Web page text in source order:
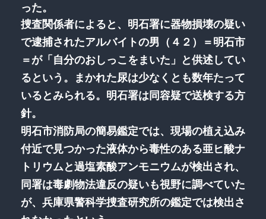
った。
捜査関係者によると、明石署に器物損壊の疑い
で逮捕されたアルバイトの男（４２）＝明石市
＝が「自分のおしっこをまいた」と供述してい
るという。まかれた尿は少なくとも数年たって
いるとみられる。明石署は同容疑で送検する方
針。
明石市消防局の簡易鑑定では、現場の植え込み
付近で見つかった液体から毒性のある亜ヒ酸ナ
トリウムと過塩素酸アンモニウムが検出され、
同署は毒劇物法違反の疑いも視野に調べていた
が、兵庫県警科学捜査研究所の鑑定では検出さ